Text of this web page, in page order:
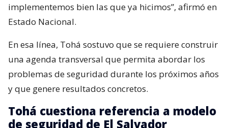
implementemos bien las que ya hicimos”, afirmó en
Estado Nacional.
En esa línea, Tohá sostuvo que se requiere construir
una agenda transversal que permita abordar los
problemas de seguridad durante los próximos años
y que genere resultados concretos.
Tohá cuestiona referencia a modelo
de seguridad de El Salvador